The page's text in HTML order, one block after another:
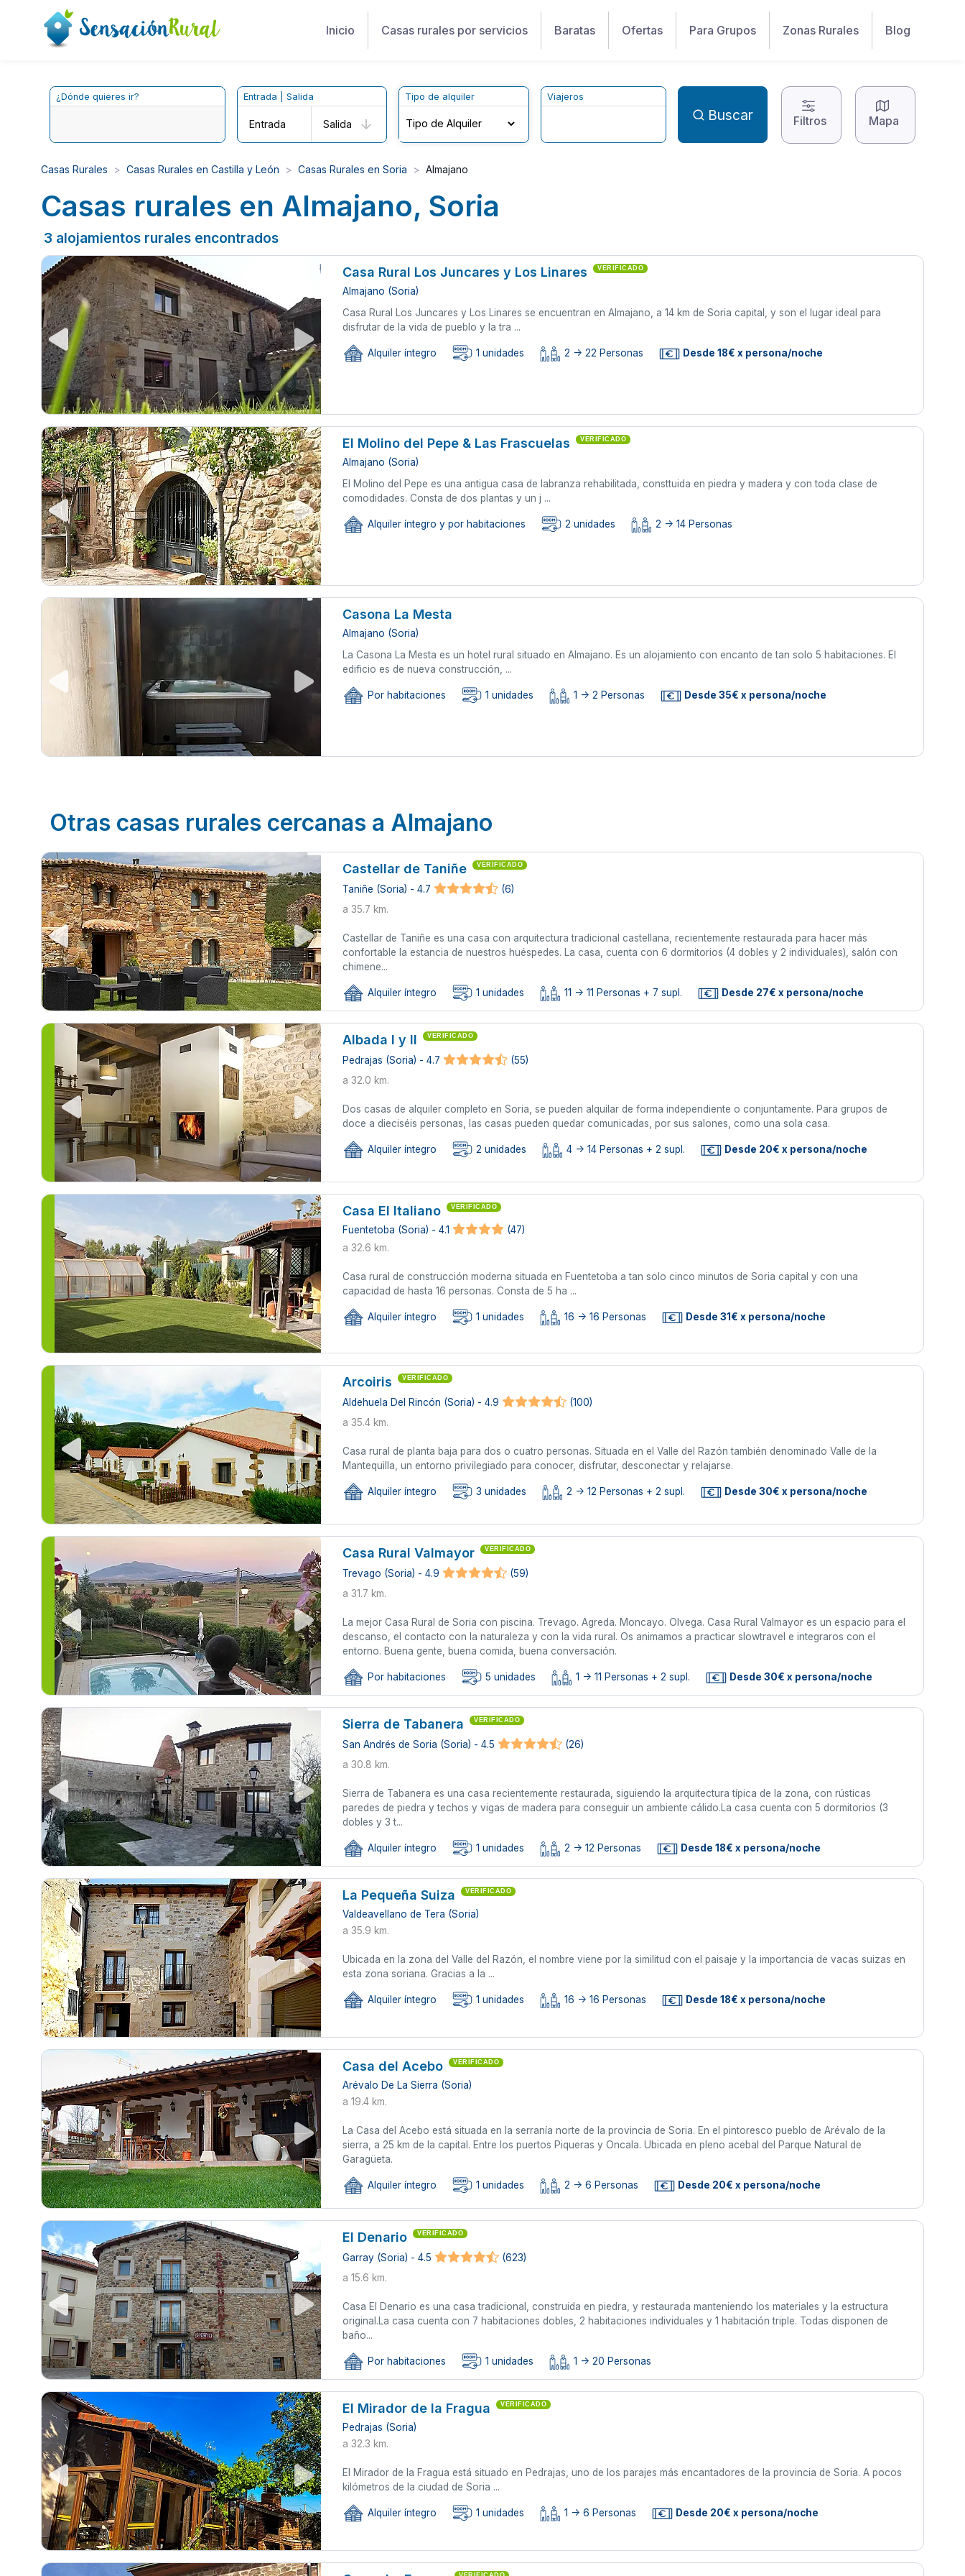
Inicio Casas rurales por servicios Baratas Ofertas Para Grupos Zonas Rurales Blog
¿Dónde quieres ir? Entrada | Salida
Entrada Salida
Tipo de alquiler Viajeros
Buscar Filtros Mapa
Casas Rurales Casas Rurales en Castilla y León Casas Rurales en Soria Almajano
Casas rurales en Almajano, Soria
3 alojamientos rurales encontrados
Casa Rural Los Juncares y Los Linares VERIFICADO
Almajano (Soria)
Casa Rural Los Juncares y Los Linares se encuentran en Almajano, a 14 km de Soria capital, y son el lugar ideal para
disfrutar de la vida de pueblo y la tra ...
Alquiler íntegro 1 unidades 2 -> 22 Personas Desde 18€ x persona/noche
El Molino del Pepe & Las Frascuelas VERIFICADO
Almajano (Soria)
El Molino del Pepe es una antigua casa de labranza rehabilitada, consttuida en piedra y madera y con toda clase de
comodidades. Consta de dos plantas y un j ...
Alquiler íntegro y por habitaciones 2 unidades 2 -> 14 Personas
Casona La Mesta
Almajano (Soria)
La Casona La Mesta es un hotel rural situado en Almajano. Es un alojamiento con encanto de tan solo 5 habitaciones. El
edificio es de nueva construcción, ...
Por habitaciones 1 unidades 1 -> 2 Personas Desde 35€ x persona/noche
Otras casas rurales cercanas a Almajano
Castellar de Taniñe VERIFICADO
Taniñe (Soria) - 4.7
(6)
a 35.7 km.
Castellar de Taniñe es una casa con arquitectura tradicional castellana, recientemente restaurada para hacer más
confortable la estancia de nuestros huéspedes. La casa, cuenta con 6 dormitorios (4 dobles y 2 individuales), salón con
chimene...
Alquiler íntegro 1 unidades 11 -> 11 Personas + 7 supl. Desde 27€ x persona/noche
Albada l y ll VERIFICADO
Pedrajas (Soria) - 4.7
(55)
a 32.0 km.
Dos casas de alquiler completo en Soria, se pueden alquilar de forma independiente o conjuntamente. Para grupos de
doce a dieciséis personas, las casas pueden quedar comunicadas, por sus salones, como una sola casa.
Alquiler íntegro 2 unidades 4 -> 14 Personas + 2 supl. Desde 20€ x persona/noche
Casa El Italiano VERIFICADO
Fuentetoba (Soria) - 4.1
(47)
a 32.6 km.
Casa rural de construcción moderna situada en Fuentetoba a tan solo cinco minutos de Soria capital y con una
capacidad de hasta 16 personas. Consta de 5 ha ...
Alquiler íntegro 1 unidades 16 -> 16 Personas Desde 31€ x persona/noche
Arcoiris VERIFICADO
Aldehuela Del Rincón (Soria) - 4.9
(100)
a 35.4 km.
Casa rural de planta baja para dos o cuatro personas. Situada en el Valle del Razón también denominado Valle de la
Mantequilla, un entorno privilegiado para conocer, disfrutar, desconectar y relajarse.
Alquiler íntegro 3 unidades 2 -> 12 Personas + 2 supl. Desde 30€ x persona/noche
Casa Rural Valmayor VERIFICADO
Trevago (Soria) - 4.9
(59)
a 31.7 km.
La mejor Casa Rural de Soria con piscina. Trevago. Agreda. Moncayo. Olvega. Casa Rural Valmayor es un espacio para el
descanso, el contacto con la naturaleza y con la vida rural. Os animamos a practicar slowtravel e integraros con el
entorno. Buena gente, buena comida, buena conversación.
Por habitaciones 5 unidades 1 -> 11 Personas + 2 supl. Desde 30€ x persona/noche
Sierra de Tabanera VERIFICADO
San Andrés de Soria (Soria) - 4.5
(26)
a 30.8 km.
Sierra de Tabanera es una casa recientemente restaurada, siguiendo la arquitectura típica de la zona, con rústicas
paredes de piedra y techos y vigas de madera para conseguir un ambiente cálido.La casa cuenta con 5 dormitorios (3
dobles y 3 t...
Alquiler íntegro 1 unidades 2 -> 12 Personas Desde 18€ x persona/noche
La Pequeña Suiza VERIFICADO
Valdeavellano de Tera (Soria)
a 35.9 km.
Ubicada en la zona del Valle del Razón, el nombre viene por la similitud con el paisaje y la importancia de vacas suizas en
esta zona soriana. Gracias a la ...
Alquiler íntegro 1 unidades 16 -> 16 Personas Desde 18€ x persona/noche
Casa del Acebo VERIFICADO
Arévalo De La Sierra (Soria)
a 19.4 km.
La Casa del Acebo está situada en la serranía norte de la provincia de Soria. En el pintoresco pueblo de Arévalo de la
sierra, a 25 km de la capital. Entre los puertos Piqueras y Oncala. Ubicada en pleno acebal del Parque Natural de
Garagüeta.
Alquiler íntegro 1 unidades 2 -> 6 Personas Desde 20€ x persona/noche
El Denario VERIFICADO
Garray (Soria) - 4.5
(623)
a 15.6 km.
Casa El Denario es una casa tradicional, construida en piedra, y restaurada manteniendo los materiales y la estructura
original.La casa cuenta con 7 habitaciones dobles, 2 habitaciones individuales y 1 habitación triple. Todas disponen de
baño...
Por habitaciones 1 unidades 1 -> 20 Personas
El Mirador de la Fragua VERIFICADO
Pedrajas (Soria)
a 32.3 km.
El Mirador de la Fragua está situado en Pedrajas, uno de los parajes más encantadores de la provincia de Soria. A pocos
kilómetros de la ciudad de Soria ...
Alquiler íntegro 1 unidades 1 -> 6 Personas Desde 20€ x persona/noche